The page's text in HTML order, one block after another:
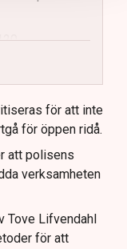
polis
det gäller
gränser.
för att inte
för öppen ridå.
att polisens
verksamheten
Tove Lifvendahl
för att